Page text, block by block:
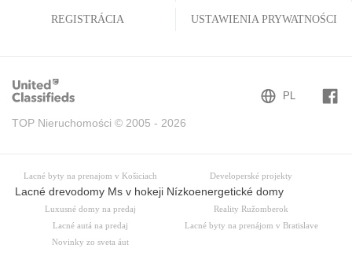
REGISTRÁCIA USTAWIENIA PRYWATNOŚCI
TOP Nieruchomości © 2005 - 2026
Lacné byty na prenajom v Košiciach Developerské projekty
Lacné drevodomy Ms v hokeji Nízkoenergetické domy
Luxusné domy na predaj
Reality Ružomberok
Lacné autá na predaj
Lacné byty na prenájom v Bratislave
Novinky zo sveta áut